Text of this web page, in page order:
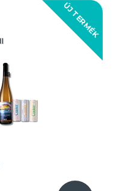
ÚJ TERMÉK